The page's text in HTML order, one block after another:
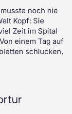
noch nie
Kopf: Sie
Zeit im Spital
einem Tag auf
schlucken,